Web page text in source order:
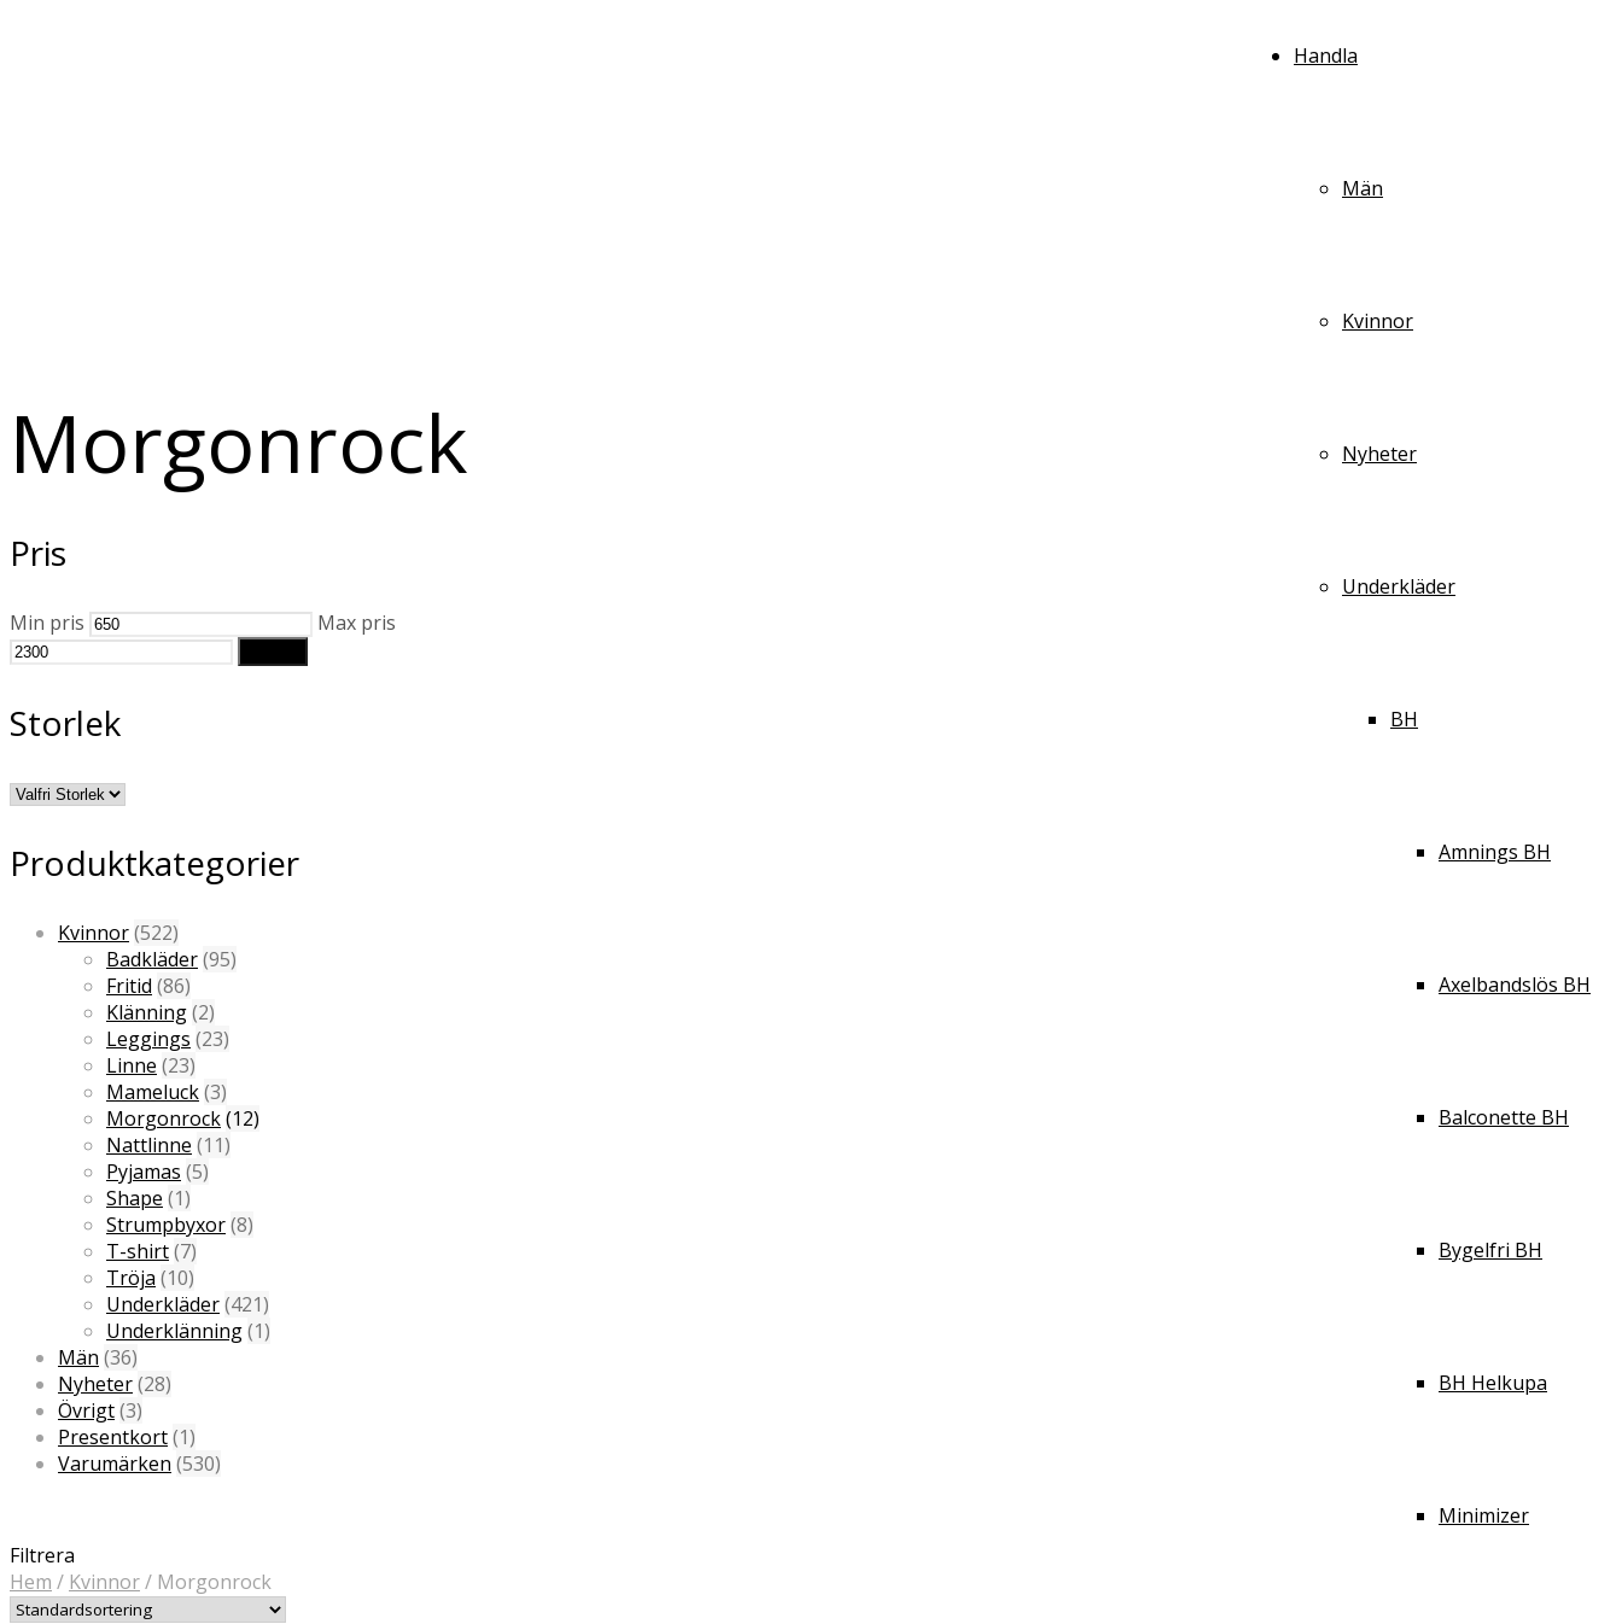
Handla
Män
Kvinnor
Nyheter
Underkläder
BH
Amnings BH
Axelbandslös BH
Balconette BH
Bygelfri BH
BH Helkupa
Minimizer
Morgonrock
Pris
Min pris Max pris
Storlek
Produktkategorier
Kvinnor(522)
Badkläder(95)
Fritid (86)
Klänning(2)
Leggings (23)
Linne (23)
Mameluck(3)
Morgonrock(12)
Nattlinne (11)
Pyjamas (5)
Shape (1)
Strumpbyxor(8)
T-shirt(7)
Tröja (10)
Underkläder(421)
Underklänning(1)
Män (36)
Nyheter(28)
Övrigt(3)
Presentkort(1)
Varumärken (530)
Filtrera
Hem / Kvinnor/ Morgonrock